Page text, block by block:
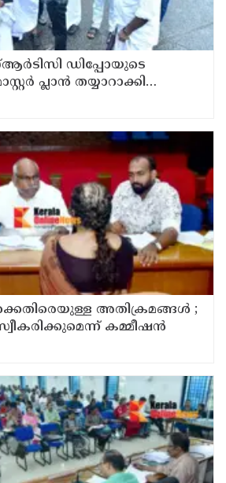
ഡിപ്പോയുടെ
പ്ലാൻ തയ്യാറാക്കി
ഒ മോഹനൻ എം എൽ എ
അതിക്രമങ്ങൾ ;
കമ്മീഷൻ